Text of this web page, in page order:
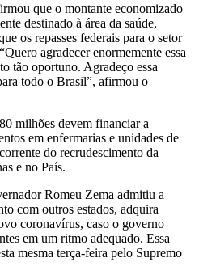
que o montante economizado
destinado à área da saúde,
os repasses federais para o setor
agradecer enormemente essa
tão oportuno. Agradeço essa
todo o Brasil”, afirmou o
milhões devem financiar a
em enfermarias e unidades de
do recrudescimento da
e no País.
Romeu Zema admitiu a
com outros estados, adquira
coronavírus, caso o governo
em um ritmo adequado. Essa
mesma terça-feira pelo Supremo